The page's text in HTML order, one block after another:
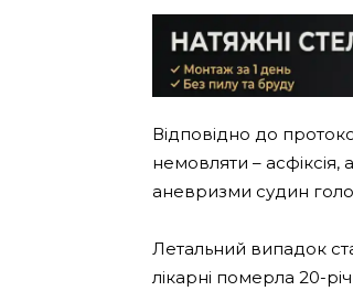
Відповідно до
немовляти –
аневризми судин
Летальний випадок
лікарні померла 20-